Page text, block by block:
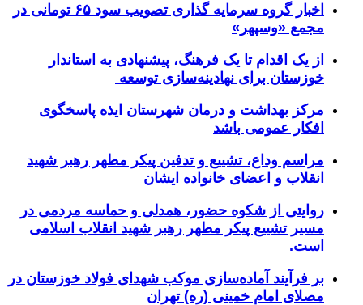
اخبار گروه سرمایه گذاری تصویب سود ۶۵ تومانی در
مجمع «وسپهر»
از یک اقدام تا یک فرهنگ، پیشنهادی به استاندار
خوزستان برای نهادینه‌سازی توسعه
مرکز بهداشت و درمان شهرستان ایذه پاسخگوی
افکار عمومی باشد
مراسم وداع، تشییع و تدفین پیکر مطهر رهبر شهید
انقلاب و اعضای خانواده ایشان
روایتی از شکوه حضور، همدلی و حماسه مردمی در
مسیر تشییع پیکر مطهر رهبر شهید انقلاب اسلامی
بر فرآیند آماده‌سازی موکب شهدای فولاد خوزستان در
مصلای امام خمینی (ره) تهران